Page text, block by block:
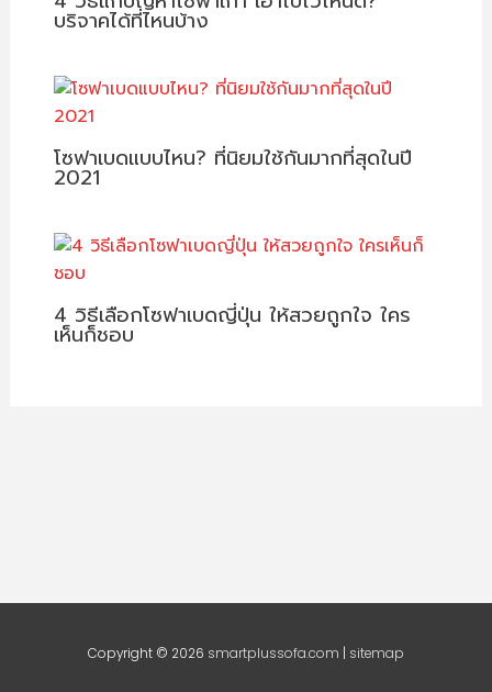
บริจาคได้ที่ไหนบ้าง
โซฟาเบดแบบไหน? ที่นิยมใช้กันมากที่สุดในปี
2021
4 วิธีเลือกโซฟาเบดญี่ปุ่น ให้สวยถูกใจ ใคร
เห็นก็ชอบ
Copyright © 2026 smartplussofa.com sitemap